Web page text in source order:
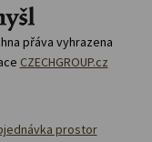
přáva vyhrazena
CZECHGROUP.cz
prostor